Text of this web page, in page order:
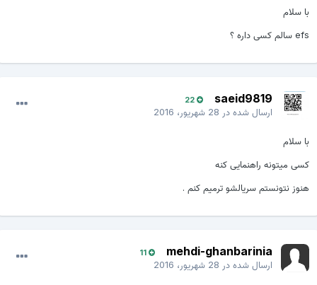
با سلام
efs سالم کسی داره ؟
saeid9819
22
ارسال شده در28 شهریور، 2016
با سلام
کسی میتونه راهنمایی کنه
هنوز نتونستم سریالشو ترمیم کنم .
mehdi-ghanbarinia
11
ارسال شده در28 شهریور، 2016